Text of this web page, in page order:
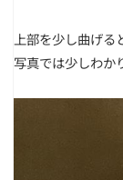
上部を少し曲げる
写真では少しわか